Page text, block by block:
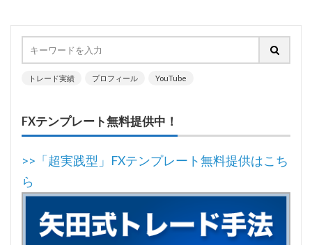
トレード実績 プロフィール YouTube
FXテンプレート無料提供中！
>>「超実践型」FXテンプレート無料提供はこち
ら